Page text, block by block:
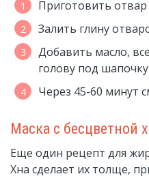
Приготовить
Залить глину
Добавить масло,
голову под
Через 45-60 минут
Маска с бесцветной
Еще один рецепт для
Хна сделает их толще,